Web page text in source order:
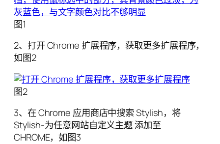
图1
2、打开 Chrome 扩展程序，获取更多扩展程序，
如图2
图2
3、在 Chrome 应用商店中搜索 Stylish，将
Stylish-为任意网站自定义主题 添加至
CHROME，如图3